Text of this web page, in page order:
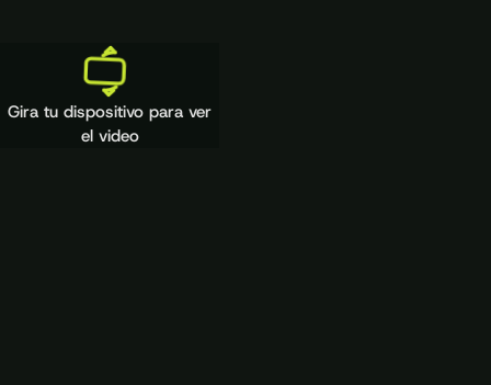
Gira tu dispositivo para ver
el video